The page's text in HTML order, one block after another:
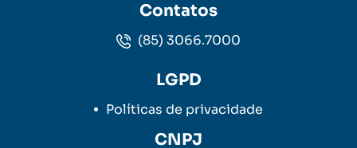
Contatos
(85) 3066.7000
LGPD
Políticas de privacidade
CNPJ